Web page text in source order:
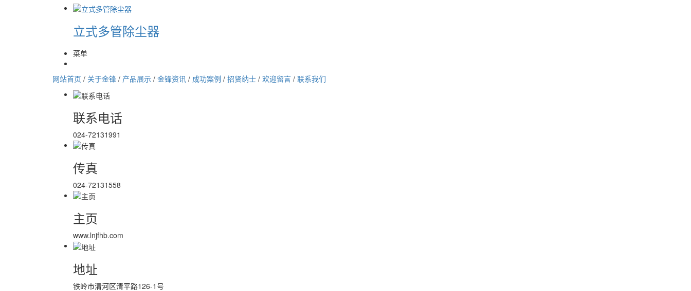
立式多管除尘器
菜单
网站首页 / 关于金锋 / 产品展示 / 金锋资讯 / 成功案例 / 招贤纳士 / 欢迎留言 / 联系我们
联系电话
024-72131991
传真
024-72131558
主页
www.lnjfhb.com
地址
铁岭市清河区清平路126-1号